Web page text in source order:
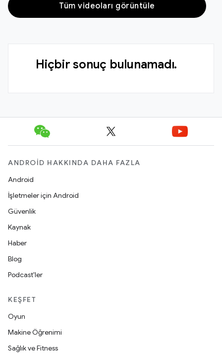
Tüm videoları görüntüle
Hiçbir sonuç bulunamadı.
ANDROID HAKKINDA DAHA FAZLA
Android
İşletmeler için Android
Güvenlik
Kaynak
Haber
Blog
Podcast'ler
KEŞFET
Oyun
Makine Öğrenimi
Sağlık ve Fitness